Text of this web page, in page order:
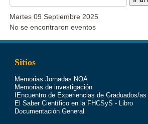
Martes 09 Septiembre 2025
No se encontraron eventos
Sitios
Memorias Jornadas NOA
Memorias de investigación
IEncuentro de Experiencias de Graduados/as
El Saber Científico en la FHCSyS - Libro
Documentación General